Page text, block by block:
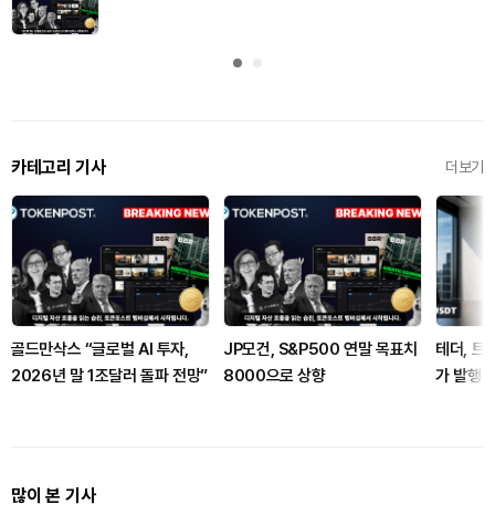
카테고리 기사 더보기
골드만삭스 “글로벌 AI 투자,
2026년 말 1조달러 돌파 전망”
JP모건, S&P500 연말 목표치
8000으로 상향
테더, 트
가 발행
많이 본 기사